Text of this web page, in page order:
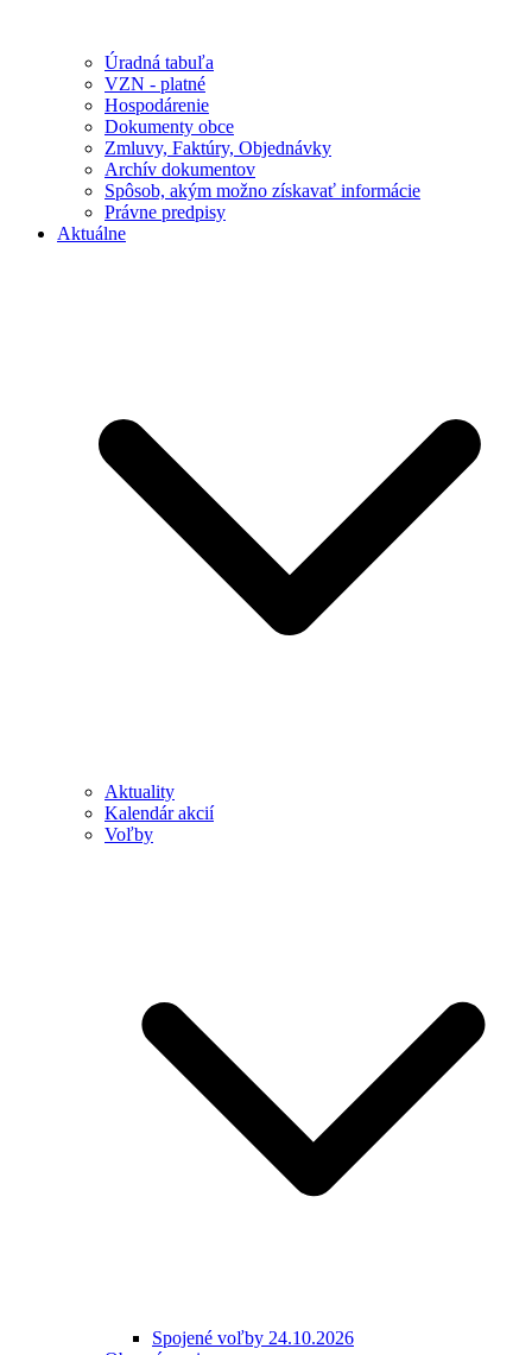
Úradná tabuľa
VZN - platné
Hospodárenie
Dokumenty obce
Zmluvy, Faktúry, Objednávky
Archív dokumentov
Spôsob, akým možno získavať informácie
Právne predpisy
Aktuálne
Aktuality
Kalendár akcií
Voľby
Spojené voľby 24.10.2026